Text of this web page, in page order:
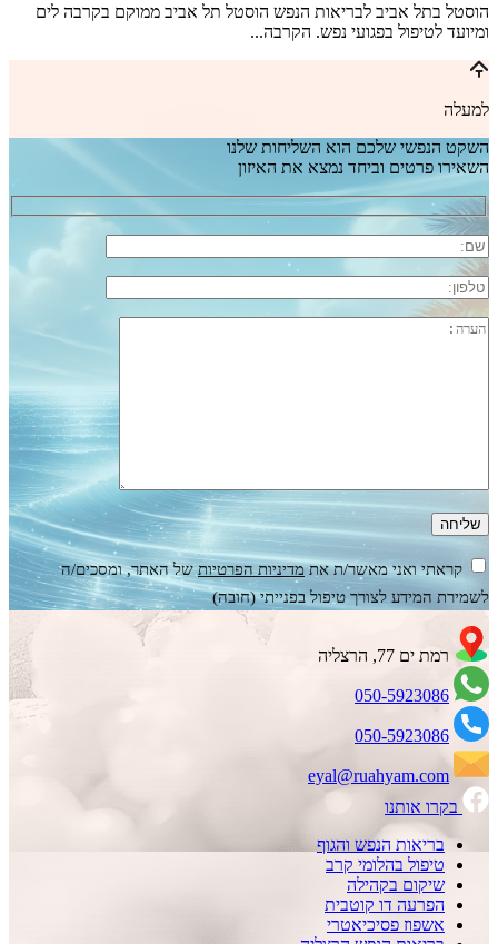
הוסטל בתל אביב לבריאות הנפש הוסטל תל אביב ממוקם בקרבה לים
ומיועד לטיפול בפגועי נפש. הקרבה...
למעלה
השקט הנפשי שלכם הוא השליחות שלנו
השאירו פרטים וביחד נמצא את האיזון
קראתי ואני מאשר/ת אתמדיניות הפרטיותשל האתר, ומסכים/ה
לשמירת המידע לצורך טיפול בפנייתי (חובה)
רמת ים 77, הרצליה
050-5923086
050-5923086
eyal@ruahyam.com
בקרו אותנו
בריאות הנפש והגוף
טיפול בהלומי קרב
שיקום בקהילה
הפרעה דו קוטבית
אשפוז פסיכיאטרי